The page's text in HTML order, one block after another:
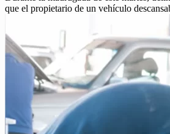
que el propietario de un vehículo